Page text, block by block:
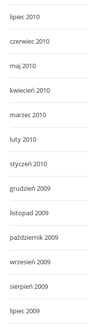
lipiec 2010
czerwiec 2010
maj 2010
kwiecień 2010
marzec 2010
luty 2010
styczeń 2010
grudzień 2009
listopad 2009
październik 2009
wrzesień 2009
sierpień 2009
lipiec 2009